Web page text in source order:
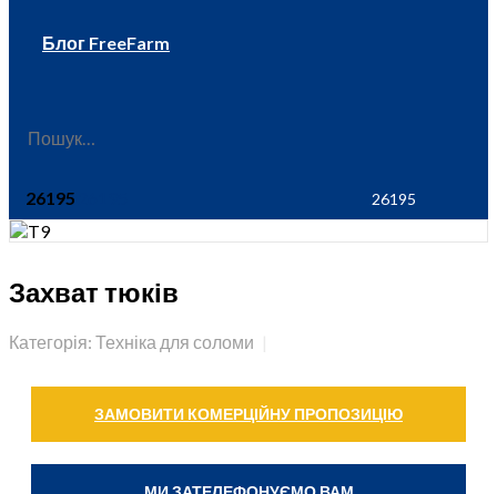
Блог FreeFarm
26195
Захват тюків
Категорія: Техніка для соломи
ЗАМОВИТИ КОМЕРЦІЙНУ ПРОПОЗИЦІЮ